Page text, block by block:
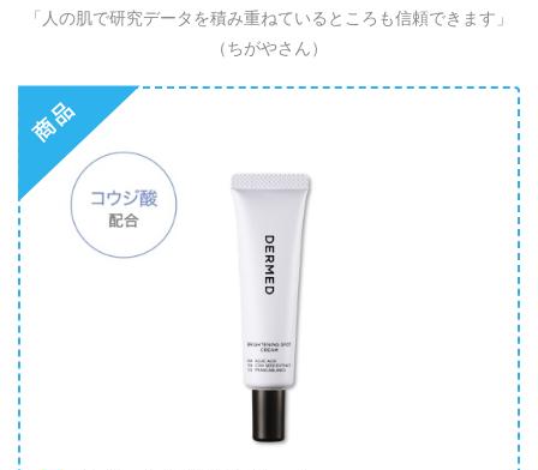
「人の肌で研究データを積み重ねているところも信頼できます」
（ちがやさん）